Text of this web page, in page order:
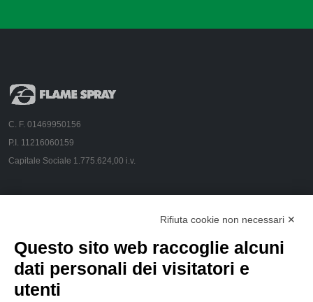
C. F. 01469950156
P.I. 11216060159
Capitale Sociale 1.775.624,00 i.v.
FOLLOW US
Rifiuta cookie non necessari ✕
Questo sito web raccoglie alcuni
dati personali dei visitatori e
utenti